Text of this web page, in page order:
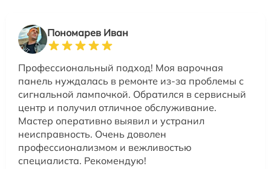
Пономарев Иван
Профессиональный подход! Моя варочная
панель нуждалась в ремонте из-за проблемы с
сигнальной лампочкой. Обратился в сервисный
центр и получил отличное обслуживание.
Мастер оперативно выявил и устранил
неисправность. Очень доволен
профессионализмом и вежливостью
специалиста. Рекомендую!